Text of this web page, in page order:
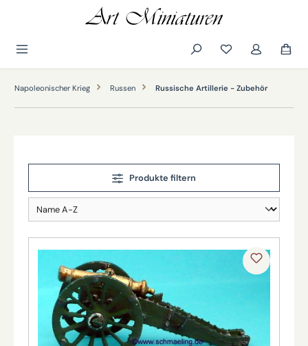
Napoleonischer Krieg Russen Russische Artillerie - Zubehör
Produkte filtern